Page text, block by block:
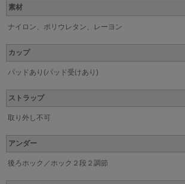
素材
ナイロン、ポリウレタン、レーヨン
カップ
パッドあり(パッド受けあり)
ストラップ
取り外し不可
アンダー
後ろホック／ホック２段２調節